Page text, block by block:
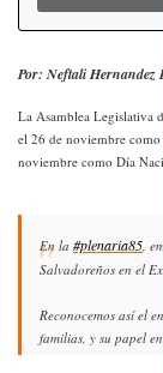
Por: Neftali Hernandez
La Asamblea Legislativa
el 26 de noviembre
noviembre como Día
En la #plenaria85,
Salvadoreños en el
Reconocemos así el
familias, y su papel